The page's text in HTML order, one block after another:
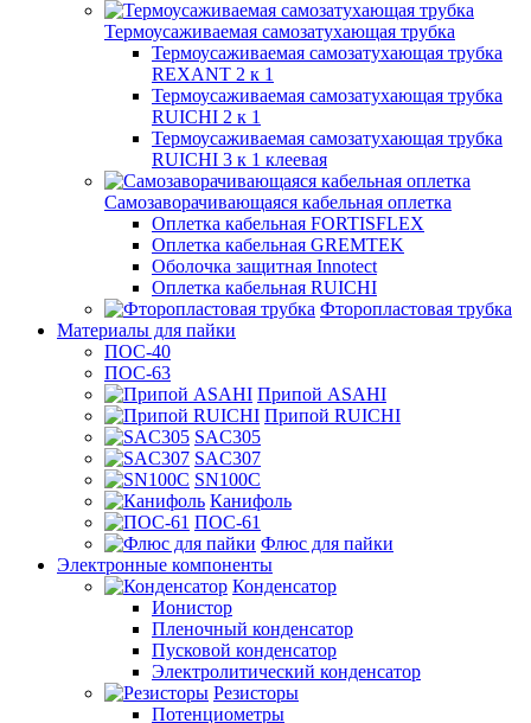
Термоусаживаемая самозатухающая трубка
Термоусаживаемая самозатухающая трубка
REXANT 2 к 1
Термоусаживаемая самозатухающая трубка
RUICHI 2 к 1
Термоусаживаемая самозатухающая трубка
RUICHI 3 к 1 клеевая
Самозаворачивающаяся кабельная оплетка
Оплетка кабельная FORTISFLEX
Оплетка кабельная GREMTEK
Оболочка защитная Innotect
Оплетка кабельная RUICHI
Фторопластовая трубка
Материалы для пайки
ПОС-40
ПОС-63
Припой ASAHI
Припой RUICHI
SAC305
SAC307
SN100C
Канифоль
ПОС-61
Флюс для пайки
Электронные компоненты
Конденсатор
Ионистор
Пленочный конденсатор
Пусковой конденсатор
Электролитический конденсатор
Резисторы
Потенциометры